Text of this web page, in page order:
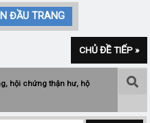
ĐẦU TRANG
CHỦ ĐỀ TIẾP »
hội chứng thận hư, hộ